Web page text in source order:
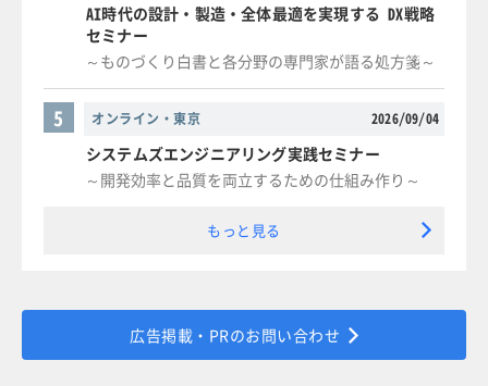
AI時代の設計・製造・全体最適を実現する DX戦略
セミナー
～ものづくり白書と各分野の専門家が語る処方箋～
オンライン・東京 2026/09/04
5
システムズエンジニアリング実践セミナー
～開発効率と品質を両立するための仕組み作り～
もっと見る
広告掲載・PRのお問い合わせ